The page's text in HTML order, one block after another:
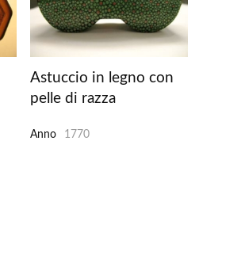
Astuccio in legno con
pelle di razza
Anno 1770